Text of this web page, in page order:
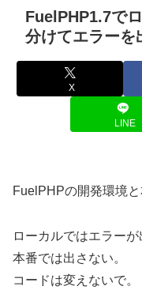
FuelPHP1.7で
分けてエラーを
X
LINE
FuelPHPの開発環境
ローカルではエラー
本番では出さない。
コードは変えないで。